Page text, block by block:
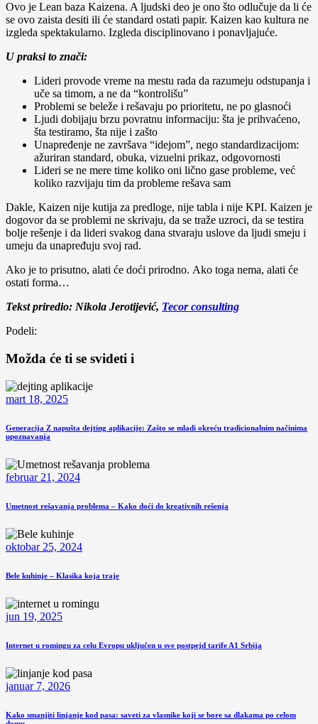
Ovo je Lean baza Kaizena. A ljudski deo je ono što odlučuje da li će
se ovo zaista desiti ili će standard ostati papir. Kaizen kao kultura ne
izgleda spektakularno. Izgleda disciplinovano i ponavljajuće.
U praksi to znači:
Lideri provode vreme na mestu rada da razumeju odstupanja i
uče sa timom, a ne da “kontrolišu”
Problemi se beleže i rešavaju po prioritetu, ne po glasnoći
Ljudi dobijaju brzu povratnu informaciju: šta je prihvaćeno,
šta testiramo, šta nije i zašto
Unapređenje ne završava “idejom”, nego standardizacijom:
ažuriran standard, obuka, vizuelni prikaz, odgovornosti
Lideri se ne mere time koliko oni lično gase probleme, već
koliko razvijaju tim da probleme rešava sam
Dakle, Kaizen nije kutija za predloge, nije tabla i nije KPI. Kaizen je
dogovor da se problemi ne skrivaju, da se traže uzroci, da se testira
bolje rešenje i da lideri svakog dana stvaraju uslove da ljudi smeju i
umeju da unapređuju svoj rad.
Ako je to prisutno, alati će doći prirodno. Ako toga nema, alati će
ostati forma…
Tekst priredio: Nikola Jerotijević, Tecor consulting
Podeli:
Možda će ti se svideti i
mart 18, 2025
Generacija Z napušta dejting aplikacije: Zašto se mladi okreću tradicionalnim načinima
upoznavanja
februar 21, 2024
Umetnost rešavanja problema – Kako doći do kreativnih rešenja
oktobar 25, 2024
Bele kuhinje – Klasika koja traje
jun 19, 2025
Internet u romingu za celu Evropu uključen u sve postpejd tarife A1 Srbija
januar 7, 2026
Kako smanjiti linjanje kod pasa: saveti za vlasnike koji se bore sa dlakama po celom